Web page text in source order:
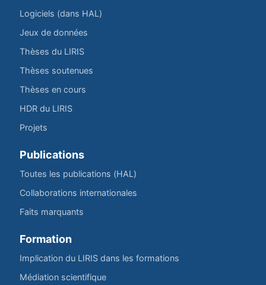
Logiciels (dans HAL)
Jeux de données
Thèses du LIRIS
Thèses soutenues
Thèses en cours
HDR du LIRIS
Projets
Publications
Toutes les publications (HAL)
Collaborations internationales
Faits marquants
Formation
Implication du LIRIS dans les formations
Médiation scientifique